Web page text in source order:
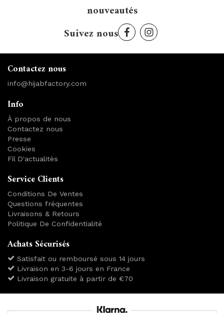
nouveautés
Suivez nous
Contactez nous
info@hijabfactory.com
Info
À propos de nous
Contactez nous
Presse
Cookies
Fil D'actualitès
Service Clients
Conditions De Ventes
Questions fréquentes
Livraisons & Retours
Politique De Confidentialité
Achats Sécurisés
Satisfait ou remboursé sous 14 jours
Livraison en 3-6 jours en France
Livraison gratuite à partir de €70